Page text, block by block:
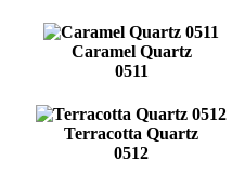
Caramel Quartz
0511
Terracotta Quartz
0512